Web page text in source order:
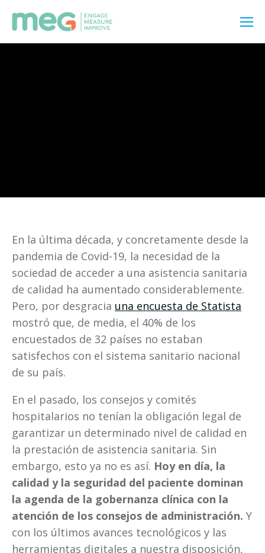
En la última década, y concretamente desde la
pandemia de Covid-19, la necesidad de la
sociedad de acceder a una asistencia sanitaria
de calidad ha aumentado considerablemente.
Pero, por desgracia una encuesta de Statista
mostró que, de media, el 40% de los
encuestados de 32 países no estaban
satisfechos con el sistema sanitario nacional
de su país.
En el pasado, los consejos y comités
hospitalarios no tenían la obligación legal de
garantizar un determinado nivel de calidad en
la prestación de asistencia sanitaria. Sin
embargo, esto ya no es así. Hoy en día, la
calidad y la seguridad del paciente dominan
la agenda de la gobernanza clínica con la
atención de los consejos de administración. Y
con los últimos avances tecnológicos y las